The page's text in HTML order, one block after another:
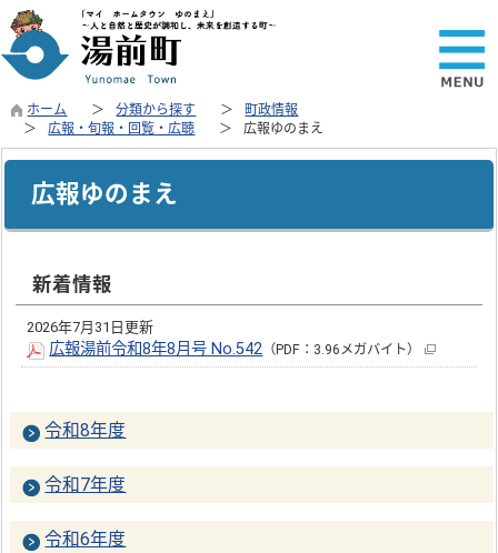
ホーム 分類から探す
町政情報
広報・旬報・回覧・広聴
広報ゆのまえ
広報ゆのまえ
新着情報
2026年7月31日更新
広報湯前令和8年8月号 No.542 （PDF：3.96メガバイト）
令和8年度
令和7年度
令和6年度